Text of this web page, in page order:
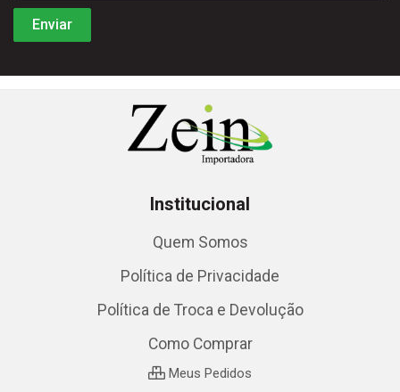
Institucional
Quem Somos
Política de Privacidade
Política de Troca e Devolução
Como Comprar
Meus Pedidos